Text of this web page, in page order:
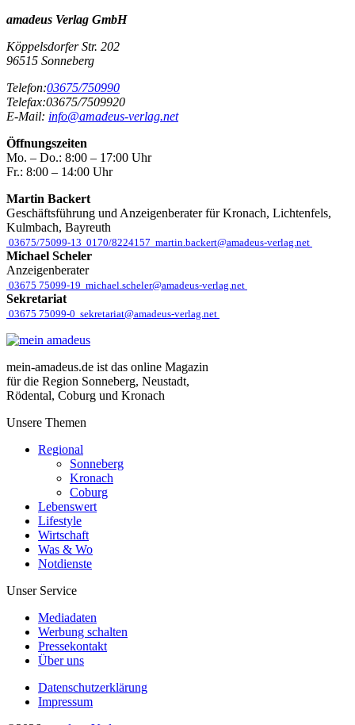
amadeus Verlag GmbH
Köppelsdorfer Str. 202
96515 Sonneberg
Telefon:03675/750990
Telefax:03675/7509920
E-Mail: info@amadeus-verlag.net
Öffnungszeiten
Mo. – Do.: 8:00 – 17:00 Uhr
Fr.: 8:00 – 14:00 Uhr
Martin Backert
Geschäftsführung und Anzeigenberater für Kronach, Lichtenfels,
Kulmbach, Bayreuth
03675/75099-13 0170/8224157 martin.backert@amadeus-verlag.net
Michael Scheler
Anzeigenberater
03675 75099-19 michael.scheler@amadeus-verlag.net
Sekretariat
03675 75099-0 sekretariat@amadeus-verlag.net
mein-amadeus.de ist das online Magazin
für die Region Sonneberg, Neustadt,
Rödental, Coburg und Kronach
Unsere Themen
Regional
Sonneberg
Kronach
Coburg
Lebenswert
Lifestyle
Wirtschaft
Was & Wo
Notdienste
Unser Service
Mediadaten
Werbung schalten
Pressekontakt
Über uns
Datenschutzerklärung
Impressum